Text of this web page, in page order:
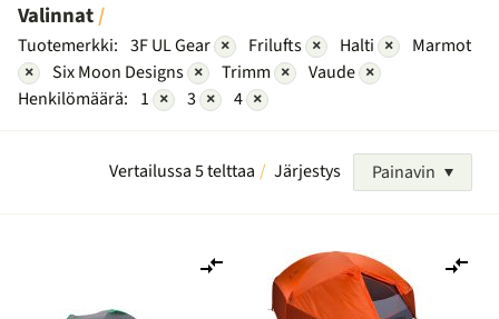
Valinnat
Tuotemerkki: 3F UL Gear × Frilufts × Halti ×
Marmot
×
Six Moon Designs × Trimm × Vaude ×
Henkilömäärä: 1 × 3 × 4 ×
Vertailussa 5 telttaa Järjestys Painavin
vertailuun